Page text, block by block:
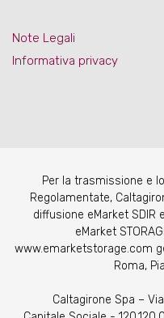
Note Legali
Informativa privacy
Per la trasmissione e
Regolamentate,
diffusione eMarket
eMarket
www.emarketstorage.com
Roma,
Caltagirone Spa –